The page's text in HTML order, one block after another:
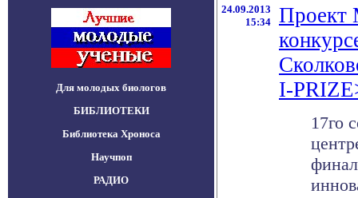
Для молодых биологов
БИБЛИОТЕКИ
Библиотека Хроноса
Научпоп
РАДИО
24.09.2013
15:34
Проект
I-
17го